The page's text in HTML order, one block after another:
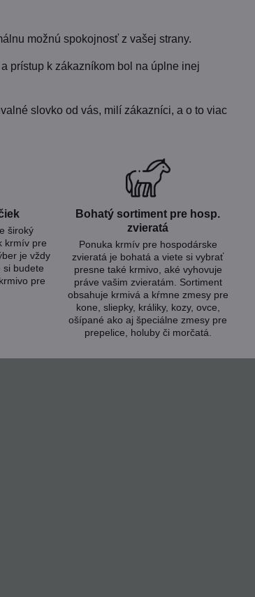
možnú spokojnosť z vašej strany.
prístup k zákazníkom bol na úplne inej
slovko od vás, milí zákazníci, a o to viac
široký
krmív pre
je vždy
si budete
pre
Bohatý sortiment pre hosp​.
zvieratá
Ponuka krmív pre hospodárske
zvieratá je bohatá a viete si vybrať
presne také krmivo, aké vyhovuje
práve vašim zvieratám. Sortiment
obsahuje krmivá a kŕmne zmesy pre
kone, sliepky, králiky, kozy, ovce,
ošípané ako aj špeciálne zmesy pre
prepelice, holuby či morčatá.